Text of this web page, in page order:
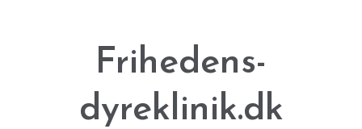
Frihedens-
dyreklinik.dk